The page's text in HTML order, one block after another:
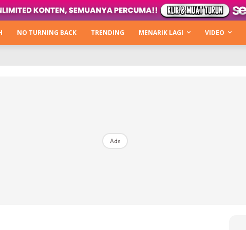
Hijabista
Next Level
NO TURNING BACK TRENDING MENARIK LAGI VIDEO
Ads